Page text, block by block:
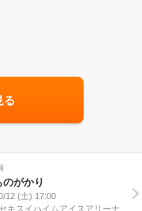
る
のがかり
12 (土) 17:00
キスイハイムアイスアリーナ